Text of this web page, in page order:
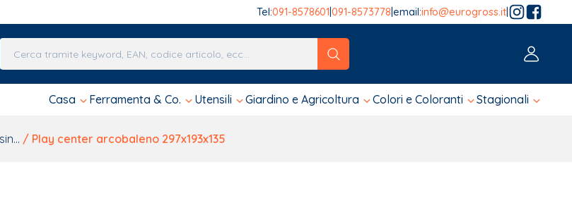
Tel:091-8578601 091-8573778 email:info@eurogross.it
Casa Ferramenta & Co. Utensili Giardino e Agricoltura Colori e Coloranti Stagionali
/ Play center arcobaleno 297x193x135